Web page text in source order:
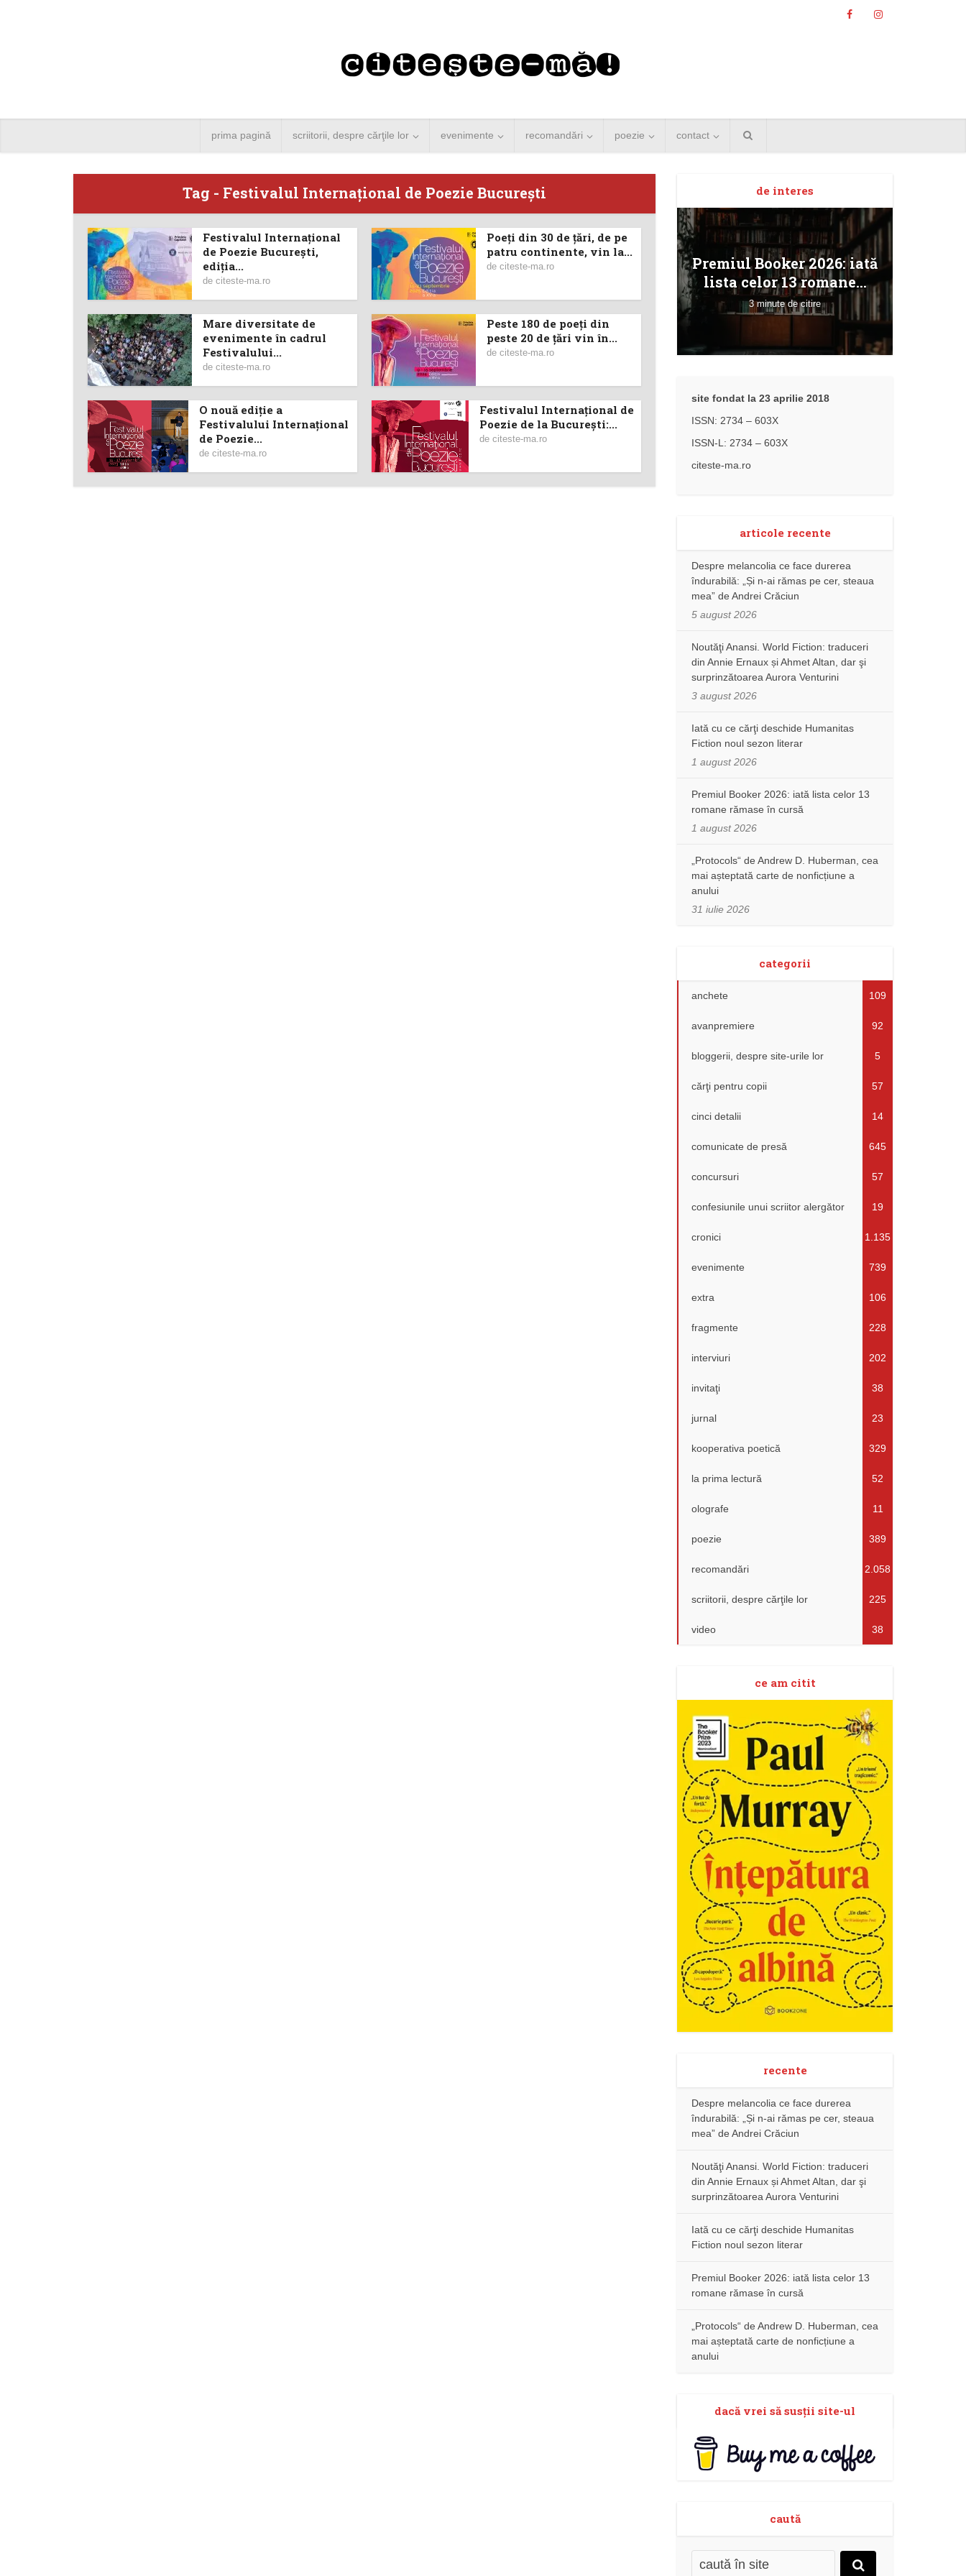
prima pagină scriitorii, despre cărţile lor evenimente recomandări poezie contact
Tag - Festivalul Internaţional de Poezie Bucureşti
Festivalul Internațional
de Poezie București,
ediția...
de citeste-ma.ro
Poeți din 30 de țări, de pe
patru continente, vin la...
de citeste-ma.ro
Mare diversitate de
evenimente în cadrul
Festivalului...
de citeste-ma.ro
Peste 180 de poeți din
peste 20 de țări vin în...
de citeste-ma.ro
O nouă ediţie a
Festivalului Internaţional
de Poezie...
de citeste-ma.ro
Festivalul Internațional de
Poezie de la București:...
de citeste-ma.ro
de interes
Angela Merkel vine la
București. Lansare de
carte şi...
4 minute de citire
Concurs de reportaj
literar pentru noile
3 minute de citire
Premiul Booker 2026: iată
lista celor 13 romane...
3 minute de citire
site fondat la 23 aprilie 2018
ISSN: 2734 – 603X
ISSN-L: 2734 – 603X
citeste-ma.ro
articole recente
Despre melancolia ce face durerea
îndurabilă: „Și n-ai rămas pe cer, steaua
mea” de Andrei Crăciun
5 august 2026
Noutăţi Anansi. World Fiction: traduceri
din Annie Ernaux și Ahmet Altan, dar şi
surprinzătoarea Aurora Venturini
3 august 2026
Iată cu ce cărţi deschide Humanitas
Fiction noul sezon literar
1 august 2026
Premiul Booker 2026: iată lista celor 13
romane rămase în cursă
1 august 2026
„Protocols“ de Andrew D. Huberman, cea
mai așteptată carte de nonficțiune a
anului
31 iulie 2026
categorii
anchete 109
avanpremiere 92
bloggerii, despre site-urile lor 5
cărţi pentru copii 57
cinci detalii 14
comunicate de presă 645
concursuri 57
confesiunile unui scriitor alergător 19
cronici 1.135
evenimente 739
extra 106
fragmente 228
interviuri 202
invitaţi 38
jurnal 23
kooperativa poetică 329
la prima lectură 52
olografe 11
poezie 389
recomandări 2.058
scriitorii, despre cărţile lor 225
video 38
ce am citit
recente
Despre melancolia ce face durerea
îndurabilă: „Și n-ai rămas pe cer, steaua
mea” de Andrei Crăciun
Noutăţi Anansi. World Fiction: traduceri
din Annie Ernaux și Ahmet Altan, dar şi
surprinzătoarea Aurora Venturini
Iată cu ce cărţi deschide Humanitas
Fiction noul sezon literar
Premiul Booker 2026: iată lista celor 13
romane rămase în cursă
„Protocols“ de Andrew D. Huberman, cea
mai așteptată carte de nonficțiune a
anului
dacă vrei să susţii site-ul
caută